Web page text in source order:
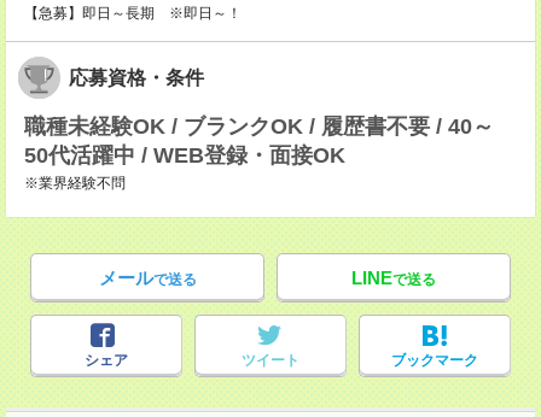
【急募】即日～長期 ※即日～！
応募資格・条件
職種未経験OK / ブランクOK / 履歴書不要 / 40～
50代活躍中 / WEB登録・面接OK
※業界経験不問
メールで送る LINEで送る
シェア ツイート ブックマーク